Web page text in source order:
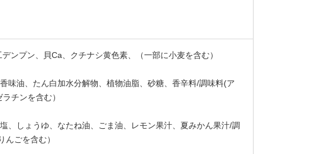
ンプン、貝Ca、クチナシ黄色素、（一部に小麦を含む）
味油、たん白加水分解物、植物油脂、砂糖、香辛料/調味料(ア
チンを含む）
、しょうゆ、なたね油、ごま油、レモン果汁、夏みかん果汁/調
ごを含む）